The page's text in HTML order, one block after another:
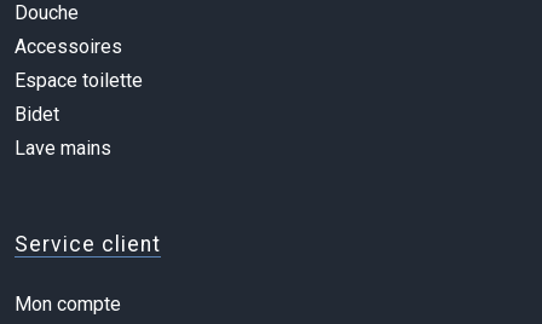
Douche
Accessoires
Espace toilette
Bidet
Lave mains
Service client
Mon compte